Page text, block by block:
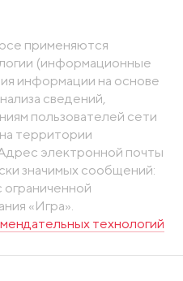
применяются
(информационные
информации на основе
сведений,
пользователей сети
территории
электронной почты
значимых сообщений:
ограниченной
«Игра».
технологий